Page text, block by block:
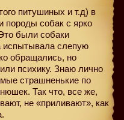
питушиных и т.д) в
породы собак с ярко
были собаки
испытывала слепую
обращались, но
психику. Знаю лично
страшненькие по
Так что, все же,
не «приливают», как